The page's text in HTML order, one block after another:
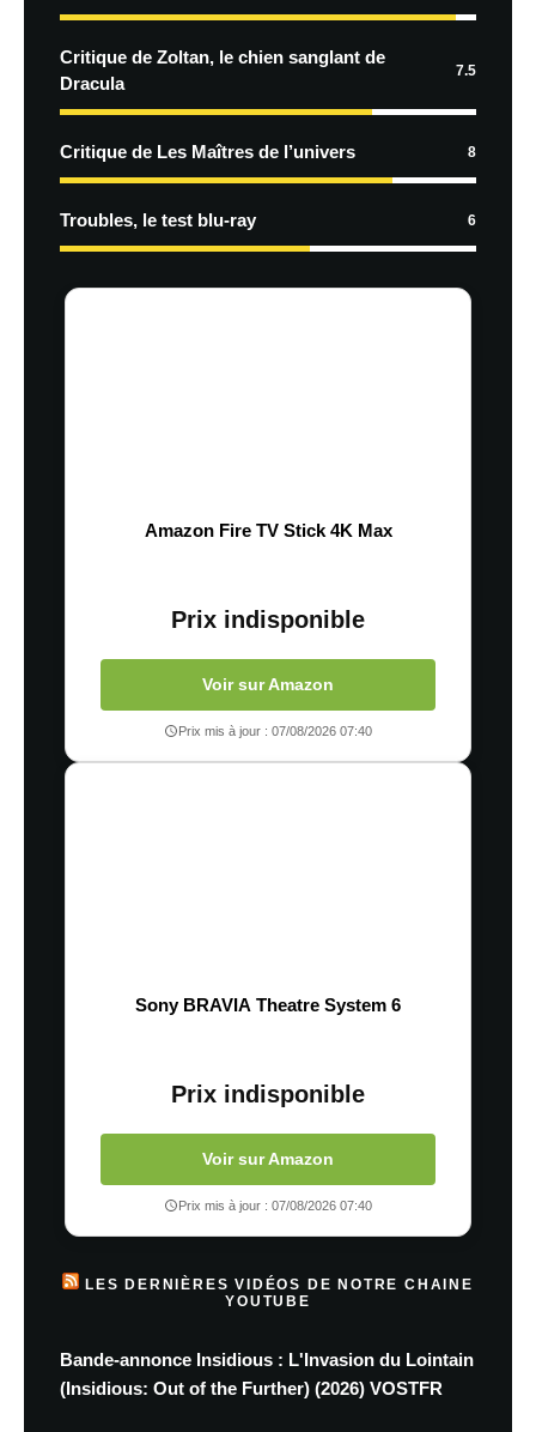
Critique de Zoltan, le chien sanglant de
Dracula
7.5
Critique de Les Maîtres de l’univers 8
Troubles, le test blu-ray 6
Amazon Fire TV Stick 4K Max
Prix indisponible
Voir sur Amazon
Prix mis à jour : 07/08/2026 07:40
Sony BRAVIA Theatre System 6
Prix indisponible
Voir sur Amazon
Prix mis à jour : 07/08/2026 07:40
LES DERNIÈRES VIDÉOS DE NOTRE CHAINE
YOUTUBE
Bande-annonce Insidious : L'Invasion du Lointain
(Insidious: Out of the Further) (2026) VOSTFR